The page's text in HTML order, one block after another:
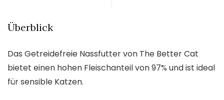
Überblick
Das Getreidefreie Nassfutter von The Better Cat
bietet einen hohen Fleischanteil von 97% und ist ideal
für sensible Katzen.